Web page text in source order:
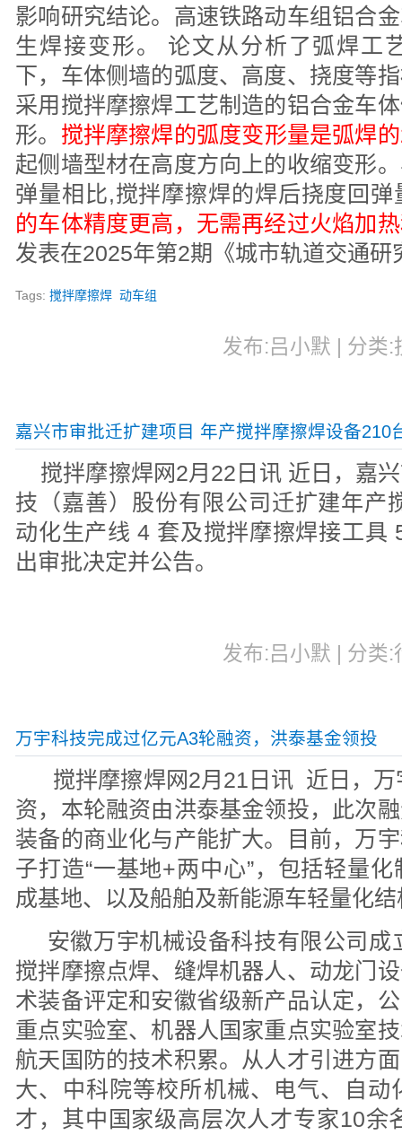
影响研究结论。高速铁路动车组铝合
生焊接变形。 论文从分析了弧焊工
下，车体侧墙的弧度、高度、挠度等
采用搅拌摩擦焊工艺制造的铝合金车
形。 搅拌摩擦焊的弧度变形量是弧焊
起侧墙型材在高度方向上的收缩变形
弹量相比,搅拌摩擦焊的焊后挠度回弹
的车体精度更高，无需再经过火焰加
发表在2025年第2期《城市轨道交通研
Tags:搅拌摩擦焊 动车组
发布:吕小默 | 分类
嘉兴市审批迁扩建项目 年产搅拌摩擦焊设备210
搅拌摩擦焊网2月22日讯 近日，嘉
技（嘉善）股份有限公司迁扩建年产
动化生产线 4 套及搅拌摩擦焊接工具
出审批决定并公告。
发布:吕小默 | 分类
万宇科技完成过亿元A3轮融资，洪泰基金领投
搅拌摩擦焊网2月21日讯 近日，
资，本轮融资由洪泰基金领投，此次
装备的商业化与产能扩大。目前，万
子打造“一基地+两中心”，包括轻量
成基地、以及船舶及新能源车轻量化
安徽万宇机械设备科技有限公司
搅拌摩擦点焊、缝焊机器人、动龙门
术装备评定和安徽省级新产品认定，
重点实验室、机器人国家重点实验室
航天国防的技术积累。从人才引进方
大、中科院等校所机械、电气、自动
才，其中国家级高层次人才专家10余